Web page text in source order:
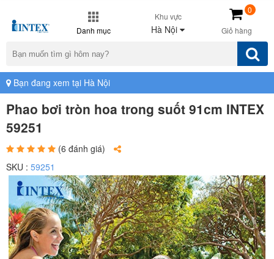
Danh mục
Khu vực
Hà Nội Giỏ hàng
0
Bạn đang xem tại Hà Nội
Phao bơi tròn hoa trong suốt 91cm INTEX
59251
(6 đánh giá)
SKU : 59251